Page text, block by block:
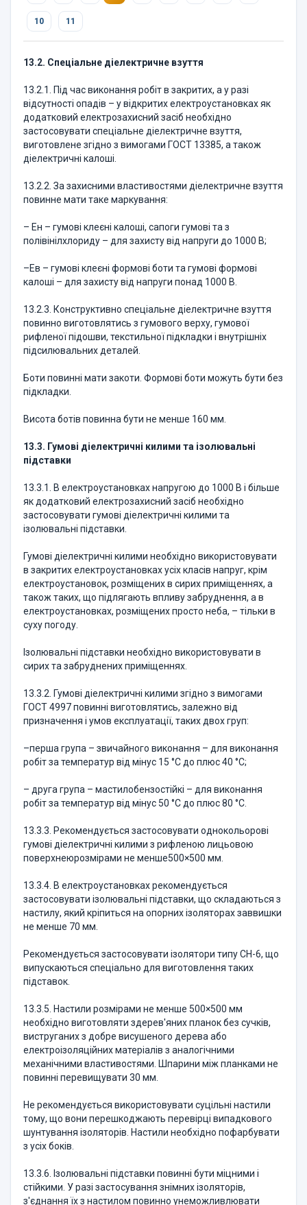
10 11
13.2. Спеціальне діелектричне взуття
13.2.1. Під час виконання робіт в закритих, а у разі
відсутності опадів – у відкритих електроустановках як
додатковий електрозахисний засіб необхідно
застосовувати спеціальне діелектричне взуття,
виготовлене згідно з вимогами ГОСТ 13385, а також
діелектричні калоші.
13.2.2. За захисними властивостями діелектричне взуття
повинне мати таке маркування:
– Ен – гумові клеєні калоші, сапоги гумові та з
полівінілхлориду – для захисту від напруги до 1000 В;
–Ев – гумові клеєні формові боти та гумові формові
калоші – для захисту від напруги понад 1000 В.
13.2.3. Конструктивно спеціальне діелектричне взуття
повинно виготовлятись з гумового верху, гумової
рифленої підошви, текстильної підкладки і внутрішніх
підсилювальних деталей.
Боти повинні мати закоти. Формові боти можуть бути без
підкладки.
Висота ботів повинна бути не менше 160 мм.
13.3. Гумові діелектричні килими та ізолювальні
підставки
13.3.1. В електроустановках напругою до 1000 В і більше
як додатковий електрозахисний засіб необхідно
застосовувати гумові діелектричні килими та
ізолювальні підставки.
Гумові діелектричні килими необхідно використовувати
в закритих електроустановках усіх класів напруг, крім
електроустановок, розміщених в сирих приміщеннях, а
також таких, що підлягають впливу забруднення, а в
електроустановках, розміщених просто неба, – тільки в
суху погоду.
Ізолювальні підставки необхідно використовувати в
сирих та забруднених приміщеннях.
13.3.2. Гумові діелектричні килими згідно з вимогами
ГОСТ 4997 повинні виготовлятись, залежно від
призначення і умов експлуатації, таких двох груп:
–перша група – звичайного виконання – для виконання
робіт за температур від мінус 15 °С до плюс 40 °С;
– друга група – мастилобензостійкі – для виконання
робіт за температур від мінус 50 °С до плюс 80 °С.
13.3.3. Рекомендується застосовувати однокольорові
гумові діелектричні килими з рифленою лицьовою
поверхнеюрозмірами не менше500×500 мм.
13.3.4. В електроустановках рекомендується
застосовувати ізолювальні підставки, що складаються з
настилу, який кріпиться на опорних ізоляторах заввишки
не менше 70 мм.
Рекомендується застосовувати ізолятори типу СН-6, що
випускаються спеціально для виготовлення таких
підставок.
13.3.5. Настили розмірами не менше 500×500 мм
необхідно виготовляти здерев'яних планок без сучків,
виструганих з добре висушеного дерева або
електроізоляційних матеріалів з аналогічними
механічними властивостями. Шпарини між планками не
повинні перевищувати 30 мм.
Не рекомендується використовувати суцільні настили
тому, що вони перешкоджають перевірці випадкового
шунтування ізоляторів. Настили необхідно пофарбувати
з усіх боків.
13.3.6. Ізолювальні підставки повинні бути міцними і
стійкими. У разі застосування знімних ізоляторів,
з'єднання їх з настилом повинно унеможливлювати